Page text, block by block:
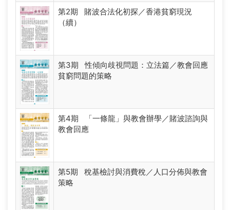
第2期 賭波合法化初探／香港貧窮現況
（續）
第3期 性傾向歧視問題：立法篇／教會回應
貧窮問題的策略
第4期 「一條龍」與教會辦學／賭波諮詢與
教會回應
第5期 稅基檢討與消費稅／人口分佈與教會
策略